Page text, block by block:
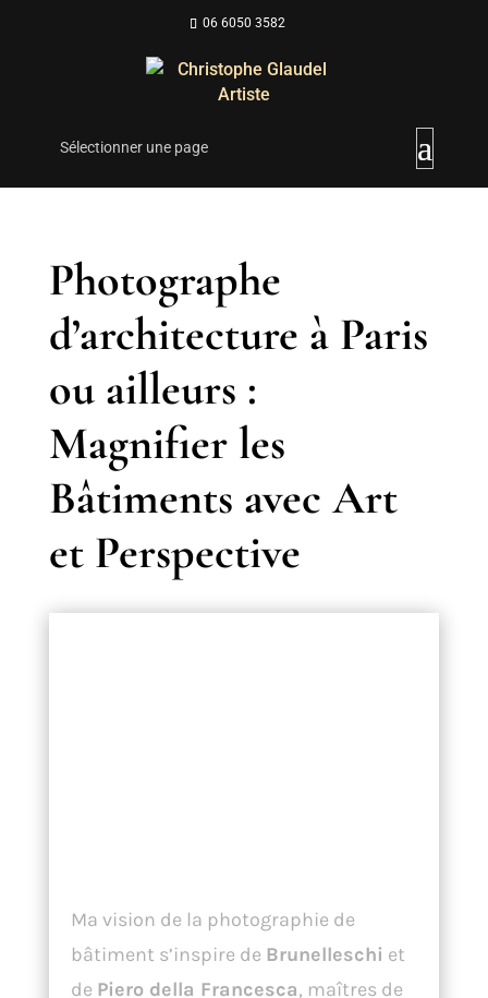
06 6050 3582
Sélectionner une page
Photographe
d’architecture à Paris
ou ailleurs :
Magnifier les
Bâtiments avec Art
et Perspective
Ma vision de la photographie de
bâtiment s’inspire de Brunelleschi et
de Piero della Francesca, maîtres de